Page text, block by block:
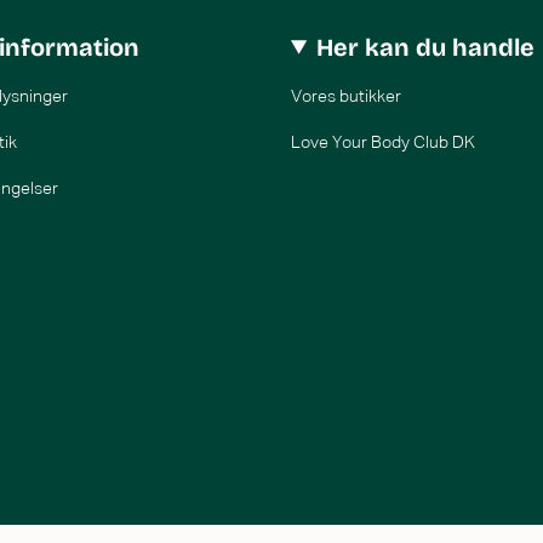
Her kan du handle
Vores butikker
Love Your Body Club DK